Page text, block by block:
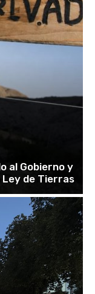
al Gobierno y
Ley de Tierras